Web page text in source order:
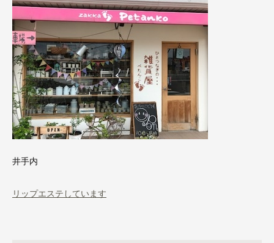
井手内
リップエステしています